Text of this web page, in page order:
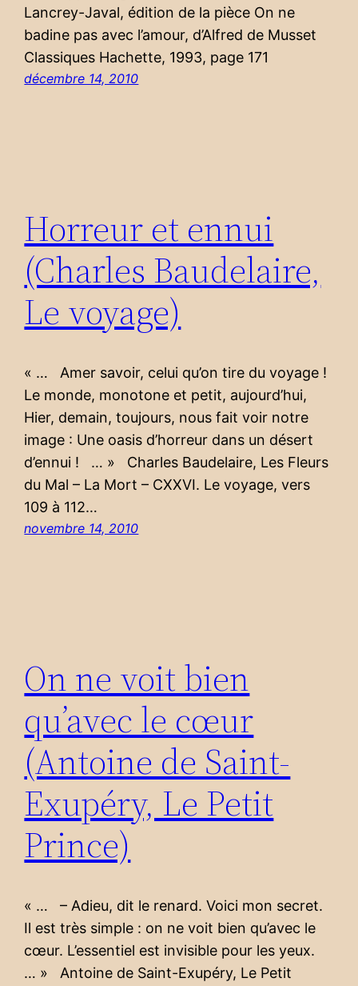
Lancrey-Javal, édition de la pièce On ne
badine pas avec l’amour, d’Alfred de Musset
Classiques Hachette, 1993, page 171
décembre 14, 2010
Horreur et ennui
(Charles Baudelaire,
Le voyage)
« … Amer savoir, celui qu’on tire du voyage !
Le monde, monotone et petit, aujourd’hui,
Hier, demain, toujours, nous fait voir notre
image : Une oasis d’horreur dans un désert
d’ennui ! … » Charles Baudelaire, Les Fleurs
du Mal – La Mort – CXXVI. Le voyage, vers
109 à 112…
novembre 14, 2010
On ne voit bien
qu’avec le cœur
(Antoine de Saint-
Exupéry, Le Petit
Prince)
« … – Adieu, dit le renard. Voici mon secret.
Il est très simple : on ne voit bien qu’avec le
cœur. L’essentiel est invisible pour les yeux.
… » Antoine de Saint-Exupéry, Le Petit